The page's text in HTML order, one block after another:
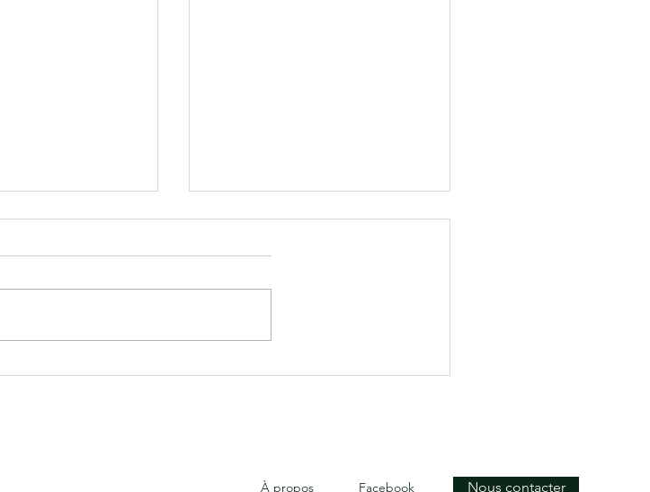
En sortie au bord de l'eau
À propos
Facebook Nous contacter